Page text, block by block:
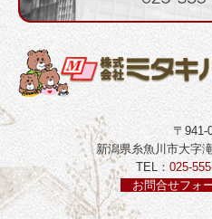
〒941-
新潟県糸魚川市大字
TEL： 025-
お問合せフォ